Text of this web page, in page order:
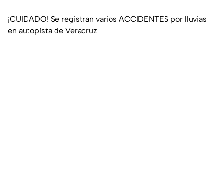
¡CUIDADO! Se registran varios ACCIDENTES por lluvias
en autopista de Veracruz